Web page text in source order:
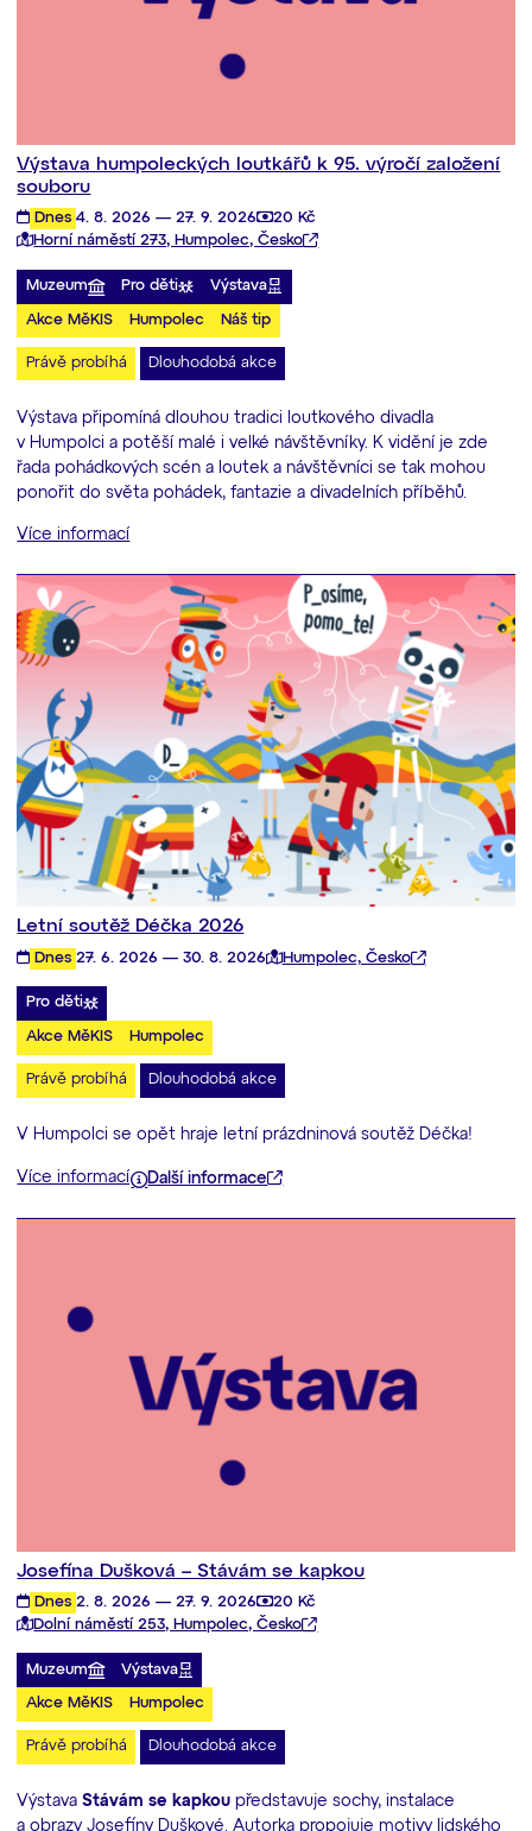
Výstava humpoleckých loutkářů k 95. výročí založení
souboru
Dnes 4. 8. 2026 — 27. 9. 2026
20 Kč
Horní náměstí 273, Humpolec, Česko
Muzeum Pro děti Výstava
Akce MěKIS Humpolec Náš tip
Právě probíhá Dlouhodobá akce
Výstava připomíná dlouhou tradici loutkového divadla
v Humpolci a potěší malé i velké návštěvníky. K vidění je zde
řada pohádkových scén a loutek a návštěvníci se tak mohou
ponořit do světa pohádek, fantazie a divadelních příběhů.
Více informací
Letní soutěž Déčka 2026
Dnes 27. 6. 2026 — 30. 8. 2026 Humpolec, Česko
Pro děti
Akce MěKIS Humpolec
Právě probíhá Dlouhodobá akce
V Humpolci se opět hraje letní prázdninová soutěž Déčka!
Více informací Další informace
Josefína Dušková – Stávám se kapkou
Dnes 2. 8. 2026 — 27. 9. 2026
20 Kč
Dolní náměstí 253, Humpolec, Česko
Muzeum Výstava
Akce MěKIS Humpolec
Právě probíhá Dlouhodobá akce
VýstavaStávám se kapkou představuje sochy, instalace
a obrazy Josefíny Duškové. Autorka propojuje motivy lidského